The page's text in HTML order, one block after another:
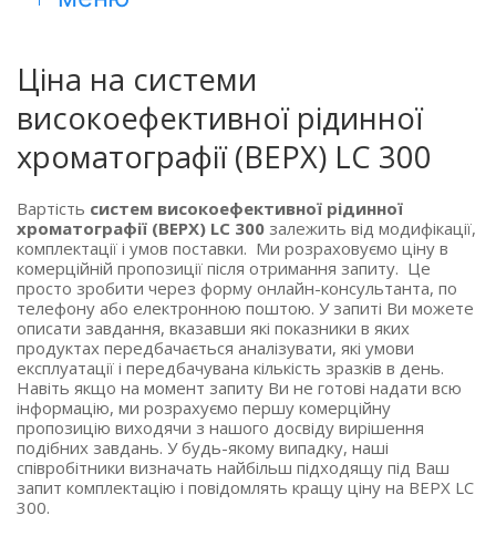
Ціна на системи
високоефективної рідинної
хроматографії (ВЕРХ) LC 300
Вартість систем високоефективної рідинної
хроматографії (ВЕРХ) LC 300 залежить від модифікації,
комплектації і умов поставки. Ми розраховуємо ціну в
комерційній пропозиції після отримання запиту. Це
просто зробити через форму онлайн-консультанта, по
телефону або електронною поштою. У запиті Ви можете
описати завдання, вказавши які показники в яких
продуктах передбачається аналізувати, які умови
експлуатації і передбачувана кількість зразків в день.
Навіть якщо на момент запиту Ви не готові надати всю
інформацію, ми розрахуємо першу комерційну
пропозицію виходячи з нашого досвіду вирішення
подібних завдань. У будь-якому випадку, наші
співробітники визначать найбільш підходящу під Ваш
запит комплектацію і повідомлять кращу ціну на ВЕРХ LC
300.